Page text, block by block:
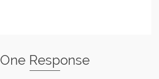
One Response